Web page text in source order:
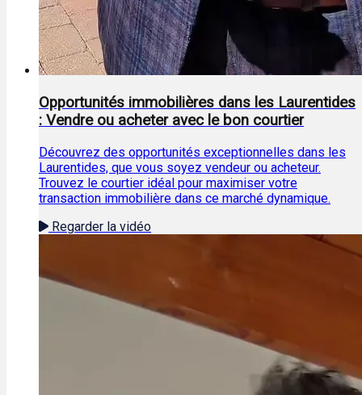
Opportunités immobilières dans les Laurentides
: Vendre ou acheter avec le bon courtier
Découvrez des opportunités exceptionnelles dans les
Laurentides, que vous soyez vendeur ou acheteur.
Trouvez le courtier idéal pour maximiser votre
transaction immobilière dans ce marché dynamique.
Regarder la vidéo